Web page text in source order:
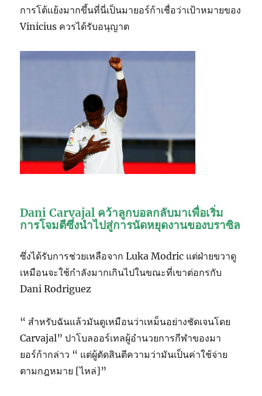
การโต้แย้งมากขึ้นที่นี่เป็นมายอร์ก้าเชื่อว่าเป้าหมายของ
Vinicius ควรได้รับอนุญาต
Dani Carvajal คว้าลูกบอลกลับมาเพื่อเริ่ม
การโจมตีซึ่งนำไปสู่การนัดหยุดงานของบราซิล
ซึ่งได้รับการช่วยเหลือจาก Luka Modric แต่ฝ่ายขวาดู
เหมือนจะใช้กำลังมากเกินไปในขณะที่เขาต่อกรกับ
Dani Rodriguez
“ สำหรับฉันแล้วมันดูเหมือนว่าเหม็นอย่างชัดเจนโดย
Carvajal” ปาโบลออร์เทลผู้อำนวยการกีฬาของมา
ยอร์ก้ากล่าว “ แต่ผู้ตัดสินตีความว่ามันเป็นค่าใช้จ่าย
ตามกฎหมาย [ไหล่]”